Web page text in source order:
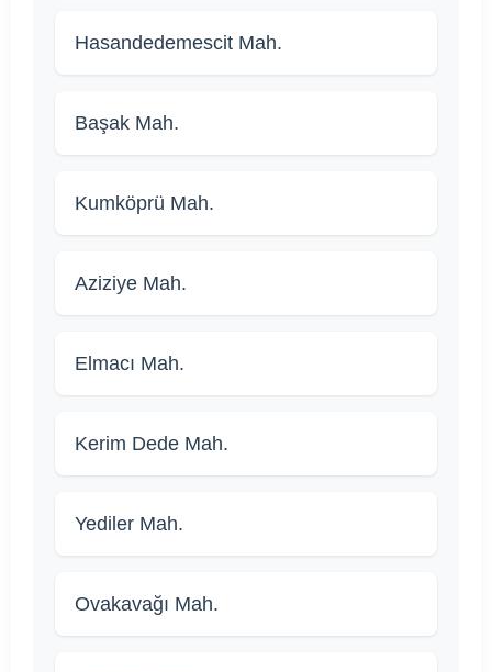
Hasandedemescit Mah.
Başak Mah.
Kumköprü Mah.
Aziziye Mah.
Elmacı Mah.
Kerim Dede Mah.
Yediler Mah.
Ovakavağı Mah.